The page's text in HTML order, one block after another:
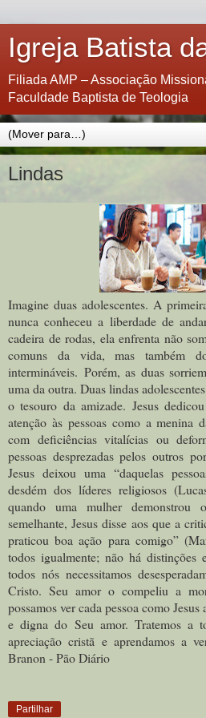
Igreja Batista
Filiada AMP – Associação
Faculdade Baptista de Teologia
Lindas
Imagine duas adolescentes. A
nunca conheceu a liberdade de
cadeira de rodas, ela enfrenta não
comuns da vida, mas também
intermináveis. Porém, as duas
uma da outra. Duas lindas
o tesouro da amizade.Jesus
atenção às pessoas como a menina
com deficiências vitalícias ou
pessoas desprezadas pelos outros
Jesus deixou uma “daquelas
desdém dos líderes religiosos
quando uma mulher
semelhante, Jesus disse aos que a
praticou boa ação para comigo”
todos igualmente; não há distinções
todos nós necessitamos
Cristo. Seu amor o compeliu a
possamos ver cada pessoa como
e digna do Seu amor. Tratemos a
apreciação cristã e aprendamos a
Branon - Pão Diário
Partilhar